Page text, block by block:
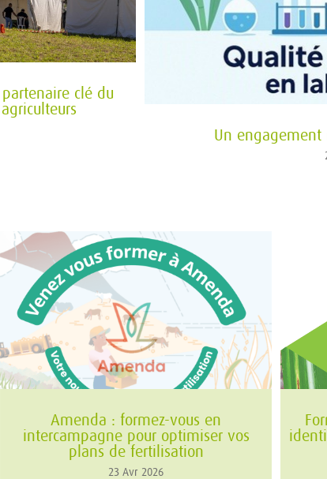
clé du
Un
Amenda : formez-vous en
intercampagne pour optimiser vos
plans de fertilisation
23 Avr 2026